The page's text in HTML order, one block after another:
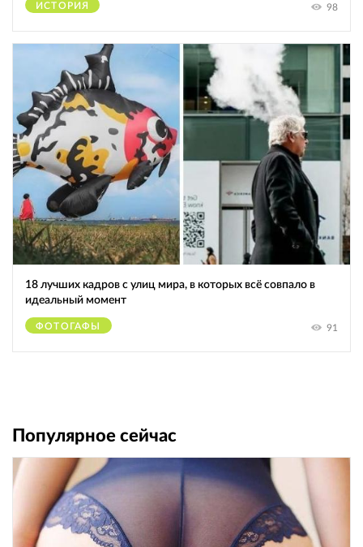
ИСТОРИЯ 98
18 лучших кадров с улиц мира, в которых всё совпало в
идеальный момент
ФОТОГАФЫ 91
Популярное сейчас